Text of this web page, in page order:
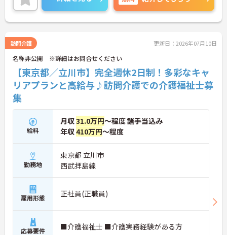
幅カット＞日々の記録やシフト確認はすべて自社開
発のスマホアプリで行えるため、手書き書類の作成
に追われることはありません。事務作業が効率化♪
環境です。
＜「夜勤なし」で管理者・スペシャリストを目指せ
る明確なキャリアパス＞訪問介護のため夜勤がな
く、完全週休2日制で生活リズムを整えながら働け
ます。現場のプロとして極める道、マネジメント職
へ進む道とキャリアプランも多様化しています。
訪問介護 更新日：2026年07月10日
名称非公開 ※詳細はお問合せください
【東京都／立川市】完全週休2日制！多彩なキャ
リアプランと高給与♪訪問介護での介護福祉士募
集
給料
月収31.0万円～程度 諸手当込み
年収410万円～程度
勤務地
東京都 立川市
西武拝島線
雇用形態 正社員(正職員)
応募要件 ■介護福祉士 ■介護実務経験がある方